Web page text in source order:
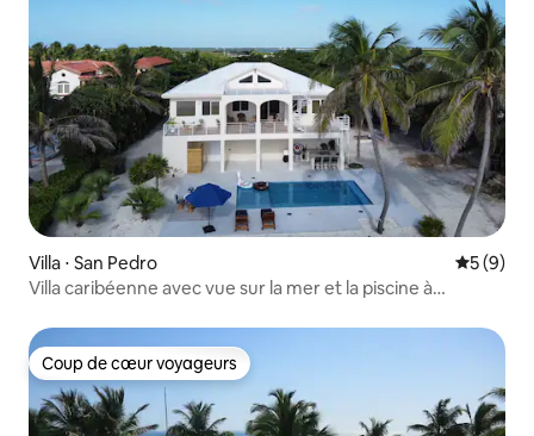
Villa ⋅ San Pedro
5 (9)
Villa caribéenne avec vue sur la mer et la piscine à
Coup de cœur voyageurs
Coup de cœur voyageurs